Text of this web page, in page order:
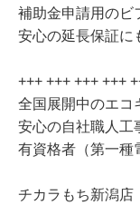
補助金申請用のビ
安心の延長保証に
+++ +++ +++ +++
全国展開中のエコ
安心の自社職人工
有資格者（第一種
チカラもち新潟店